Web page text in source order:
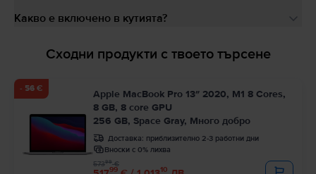
Какво е включено в кутията?
Сходни продукти с твоето търсене
- 56 €
Apple MacBook Pro 13″ 2020, M1 8 Cores,
8 GB, 8 core GPU
256 GB, Space Gray, Много добро
Доставка: приблизително 2-3 работни дни
Вноски с 0% лихва
99 10
57399€